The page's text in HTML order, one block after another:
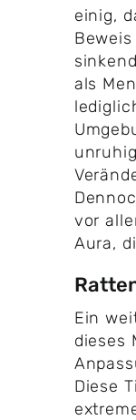
einig,
als
vor
Aura,
Ein
dieses
Diese